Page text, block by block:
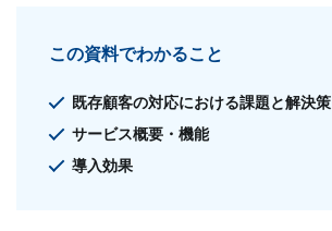
この資料でわかること
既存顧客の対応における課題と解決策
サービス概要・機能
導入効果